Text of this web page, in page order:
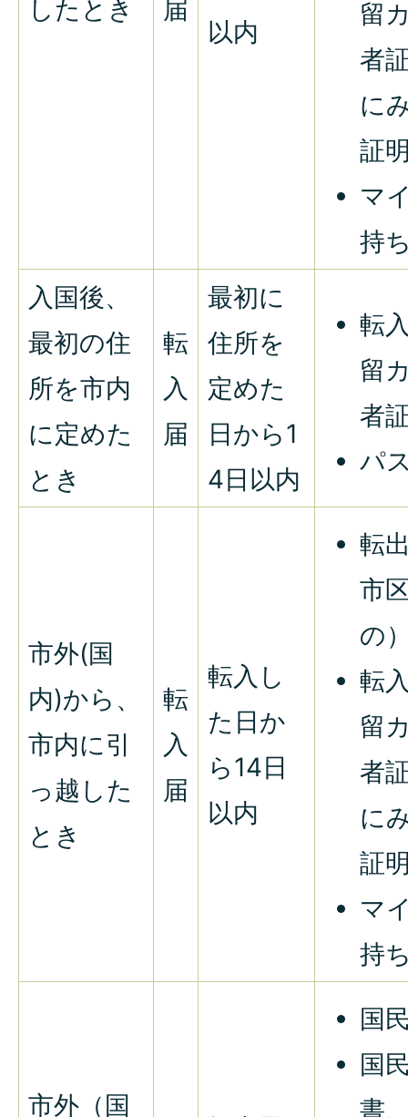
したとき 届
以内
留
者
に
証
マ
持
入国後、
最初の住
所を市内
に定めた
とき
転
入
届
最初に
住所を
定めた
日から1
4日以内
転
留
者
パ
市外(国
内)から、
市内に引
っ越した
とき
転
入
届
転入し
た日か
ら14日
以内
転
市
の
転
留
者
に
証
マ
持
市外（国
国
国
書